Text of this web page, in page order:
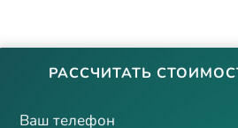
РАССЧИТАТЬ
Ваш телефон